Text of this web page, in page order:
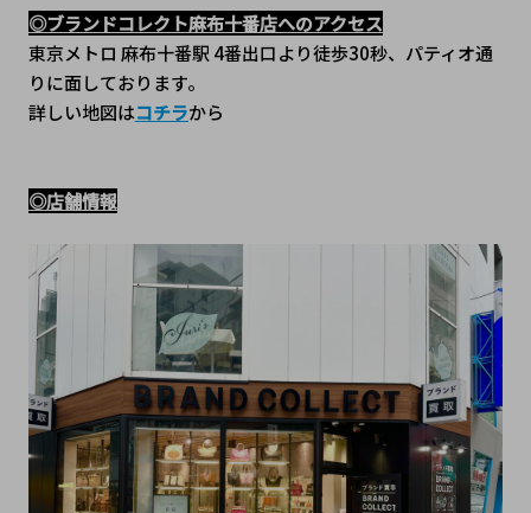
◎ブランドコレクト麻布十番店へのアクセス
東京メトロ 麻布十番駅 4番出口より徒歩30秒、パティオ通
りに面しております。
詳しい地図はコチラから
◎店舗情報